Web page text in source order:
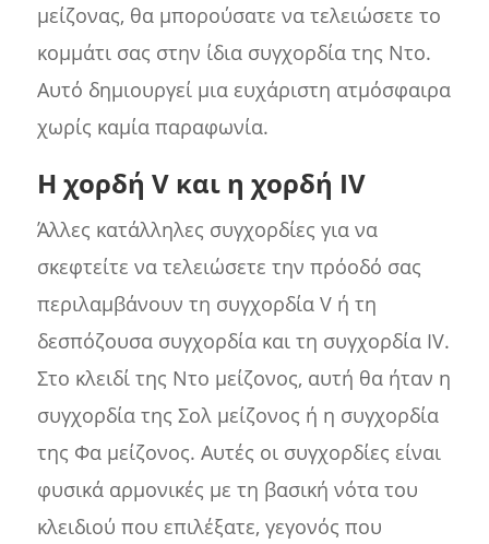
μείζονας, θα μπορούσατε να τελειώσετε το
κομμάτι σας στην ίδια συγχορδία της Ντο.
Αυτό δημιουργεί μια ευχάριστη ατμόσφαιρα
χωρίς καμία παραφωνία.
Η χορδή V και η χορδή IV
Άλλες κατάλληλες συγχορδίες για να
σκεφτείτε να τελειώσετε την πρόοδό σας
περιλαμβάνουν τη συγχορδία V ή τη
δεσπόζουσα συγχορδία και τη συγχορδία IV.
Στο κλειδί της Ντο μείζονος, αυτή θα ήταν η
συγχορδία της Σολ μείζονος ή η συγχορδία
της Φα μείζονος. Αυτές οι συγχορδίες είναι
φυσικά αρμονικές με τη βασική νότα του
κλειδιού που επιλέξατε, γεγονός που